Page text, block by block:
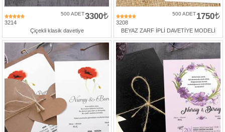
3214
3300
500 ADET
Çiçekli klasik davetiye
3208
1750
500 ADET
BEYAZ ZARF İPLİ DAVETİYE MODELİ